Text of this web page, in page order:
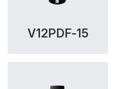
V12PDF-15